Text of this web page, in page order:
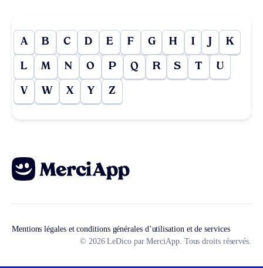
A B C D E F G H I J K
L M N O P Q R S T U
V W X Y Z
Mentions légales et conditions générales d’utilisation et de services
© 2026 LeDico par MerciApp. Tous droits réservés.